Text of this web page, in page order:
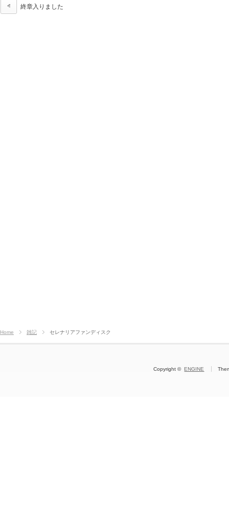
終章入りました
Home 雑記 セレナリアファンディスク
Copyright ©ENGINE